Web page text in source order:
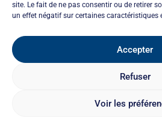
site. Le fait de ne pas consentir ou de retirer
un effet négatif sur certaines caractéristiques
Accepter
Refuser
Voir les
Appelez-moi
Agence Polaris -